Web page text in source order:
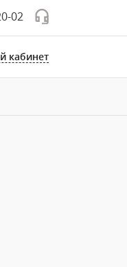
02
кабинет